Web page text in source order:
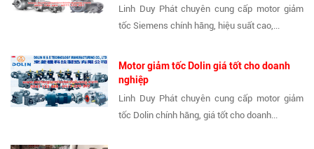
Linh Duy Phát chuyên cung cấp motor giảm
tốc Siemens chính hãng, hiệu suất cao,...
Motor giảm tốc Dolin giá tốt cho doanh
nghiệp
Linh Duy Phát chuyên cung cấp motor giảm
tốc Dolin chính hãng, giá tốt cho doanh...